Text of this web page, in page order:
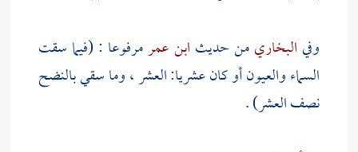
وفيالبخاريمن حديث ابن عمرمرفوعا : (فيما سقت
السماء والعيون أو كان عشريا: العشر ، وما سقي بالنضح
نصف العشر) .